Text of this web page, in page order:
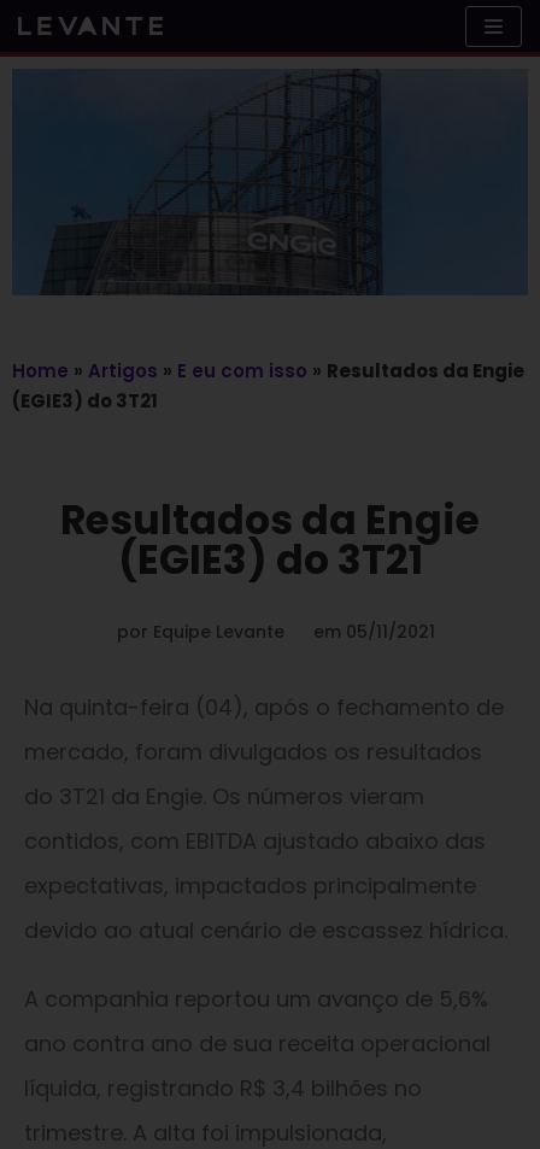
Skip
to
Home » Artigos » E eu com isso » Resultados da Engie
(EGIE3) do 3T21
Resultados da Engie
(EGIE3) do 3T21
por Equipe Levante em 05/11/2021
Na quinta-feira (04), após o fechamento de
mercado, foram divulgados os resultados
do 3T21 da Engie. Os números vieram
contidos, com EBITDA ajustado abaixo das
expectativas, impactados principalmente
devido ao atual cenário de escassez hídrica.
A companhia reportou um avanço de 5,6%
ano contra ano de sua receita operacional
líquida, registrando R$ 3,4 bilhões no
trimestre. A alta foi impulsionada,